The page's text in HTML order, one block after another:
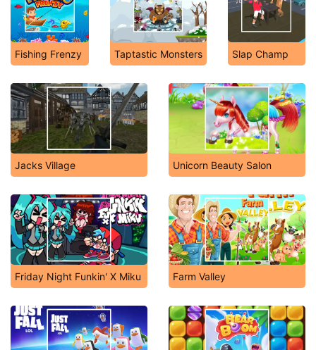
Fishing Frenzy Taptastic Monsters Slap Champ
Jacks Village Unicorn Beauty Salon
Friday Night Funkin' X Miku Farm Valley